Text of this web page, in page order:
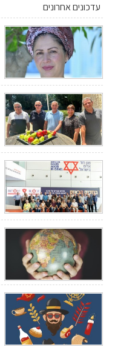
עדכונים אחרונים